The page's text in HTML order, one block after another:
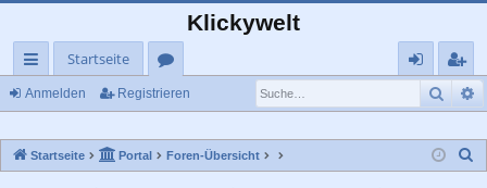
Klickywelt
ch
llz
Startseite
or
eg
rie
Anmelden Registrieren
Startseite Portal Foren-Übersicht